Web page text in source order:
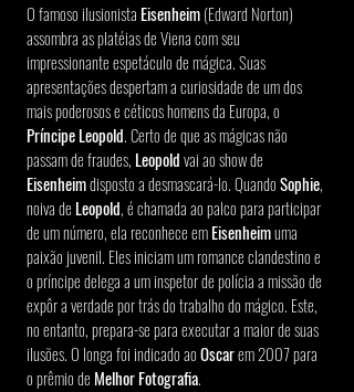
O famoso ilusionista Eisenheim (Edward Norton)
assombra as platéias de Viena com seu
impressionante espetáculo de mágica. Suas
apresentações despertam a curiosidade de um dos
mais poderosos e céticos homens da Europa, o
Príncipe Leopold. Certo de que as mágicas não
passam de fraudes, Leopold vai ao show de
Eisenheim disposto a desmascará-lo. Quando Sophie,
noiva de Leopold, é chamada ao palco para participar
de um número, ela reconhece em Eisenheim uma
paixão juvenil. Eles iniciam um romance clandestino e
o príncipe delega a um inspetor de polícia a missão de
expôr a verdade por trás do trabalho do mágico. Este,
no entanto, prepara-se para executar a maior de suas
ilusões. O longa foi indicado ao Oscar em 2007 para
o prêmio de Melhor Fotografia.